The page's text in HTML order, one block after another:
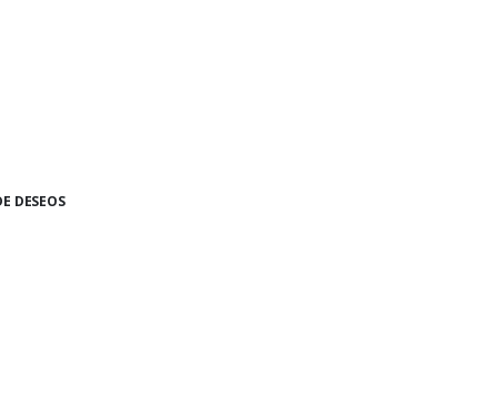
DESEOS